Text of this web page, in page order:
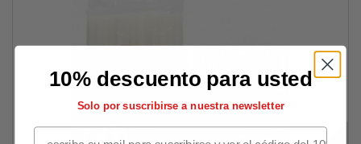
10% descuento para usted
Solo por suscribirse a nuestra newsletter